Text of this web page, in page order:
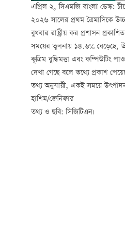
এপ্রিল ২, সিএমজি বাংলা ডেস্ক:
২০২৬ সালের প্রথম ত্রৈমাসিকে
বুধবার রাষ্ট্রীয় কর প্রশাসন
সময়ের তুলনায় ১৪.৬% বেড়েছে,
কৃত্রিম বুদ্ধিমত্তা এবং কম্পিউটিং
দেখা গেছে বলে তথ্যে প্রকাশ
তথ্য অনুযায়ী, একই সময়ে উৎপাদন
হাশিম/জেনিফার
তথ্য ও ছবি: সিজিটিএন।